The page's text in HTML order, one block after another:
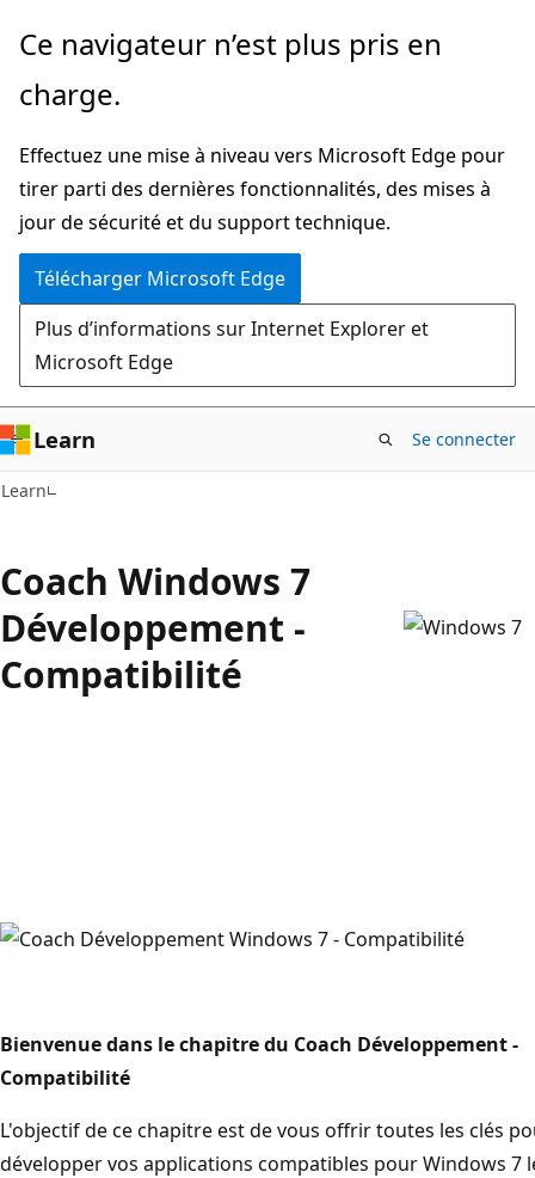
Passer
directement
au
principal
Ce navigateur n’est plus pris en
charge.
Effectuez une mise à niveau vers Microsoft Edge pour
tirer parti des dernières fonctionnalités, des mises à
jour de sécurité et du support technique.
Télécharger Microsoft Edge
Plus d’informations sur Internet Explorer et
Microsoft Edge
Learn Se connecter
Learn
Coach Windows 7
Développement -
Compatibilité
Bienvenue dans le chapitre du Coach Développement -
Compatibilité
L'objectif de ce chapitre est de vous offrir toutes les clés
développer vos applications compatibles pour Windows 7